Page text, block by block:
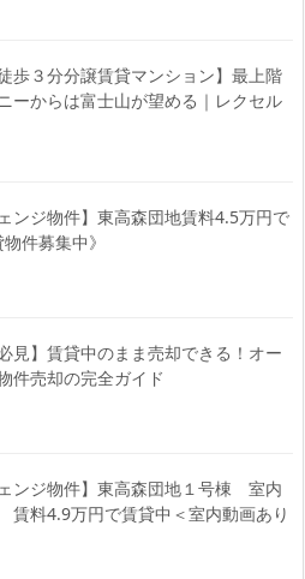
歩３分分譲賃貸マンション】最上階
ーからは富士山が望める｜レクセル
ンジ物件】東高森団地賃料4.5万円で
件募集中》
見】賃貸中のまま売却できる！オー
件売却の完全ガイド
ェンジ物件】東高森団地１号棟 室内
賃料4.9万円で賃貸中＜室内動画あり